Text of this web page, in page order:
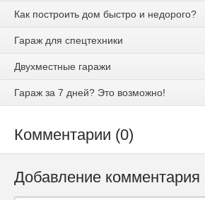
Как построить дом быстро и недорого?
Гараж для спецтехники
Двухместные гаражи
Гараж за 7 дней? Это возможно!
Комментарии (0)
Добавление комментария